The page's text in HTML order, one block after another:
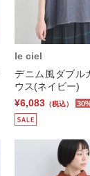
le ciel
デニム風ダブル
ウス(ネイビー)
¥6,083 （税込）